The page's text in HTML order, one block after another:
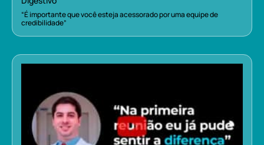
“É importante que você esteja acessorado por uma equipe de
credibilidade”